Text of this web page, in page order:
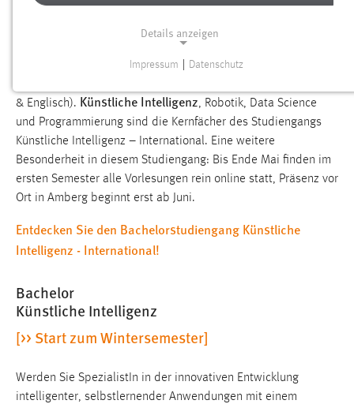
Studieren Sie Künstliche Intelligenz im internationalen Umfeld
gemeinsam mit Studierenden aus dem In- und Ausland.
Intensivsprachkurse gehören genauso zum Studium wie ein
Praktikumssemester im Ausland. Kennzeichnend für den
& Englisch). Künstliche Intelligenz, Robotik, Data Science
und Programmierung sind die Kernfächer des Studiengangs
Künstliche Intelligenz – International. Eine weitere
Besonderheit in diesem Studiengang: Bis Ende Mai finden im
ersten Semester alle Vorlesungen rein online statt, Präsenz vor
Ort in Amberg beginnt erst ab Juni.
Entdecken Sie den Bachelorstudiengang Künstliche
Intelligenz - International!
Bachelor
Künstliche Intelligenz
[>> Start zum Wintersemester]
Werden Sie SpezialistIn in der innovativen Entwicklung
intelligenter, selbstlernender Anwendungen mit einem
Details anzeigen
Notwendige Cookies ermöglichen grundlegende
Funktionen und sind für die einwandfreie Funktion der
Website erforderlich.
Einverständnis
cookie_consent
Zweck:
Optionen des Benutzers
Cookie Laufzeit:
1 Jahr
Performance
Impressum Datenschutz